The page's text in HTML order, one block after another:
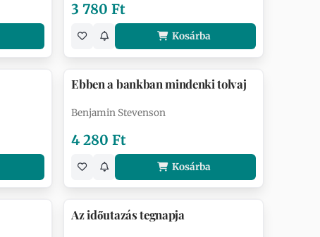
3 780 Ft
Kosárba
Ebben a bankban mindenki tolvaj
Benjamin Stevenson
4 280 Ft
Kosárba
Az időutazás tegnapja